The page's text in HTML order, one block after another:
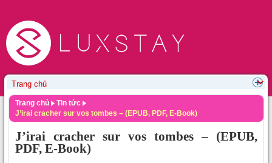
Trang chủ
Tin tức
J’irai cracher sur vos tombes – (EPUB, PDF, E-Book)
J’irai cracher sur vos tombes – (EPUB,
PDF, E-Book)